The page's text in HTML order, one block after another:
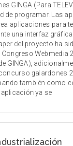
GINGA (Para
de programar. Las
aplicaciones para
una interfaz
del proyecto ha
Webmedia
GINGA),
galardones
también como
ya se